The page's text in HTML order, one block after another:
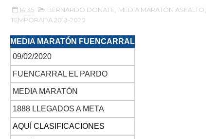
14:35 BERNARDO DONATE MEDIA MARATÓN ASFALTO
TEMPORADA 2019-2020
MEDIA MARATÓN FUENCARRAL
09/02/2020
FUENCARRAL EL PARDO
MEDIA MARATÓN
1888 LLEGADOS A META
AQUÍ CLASIFICACIONES